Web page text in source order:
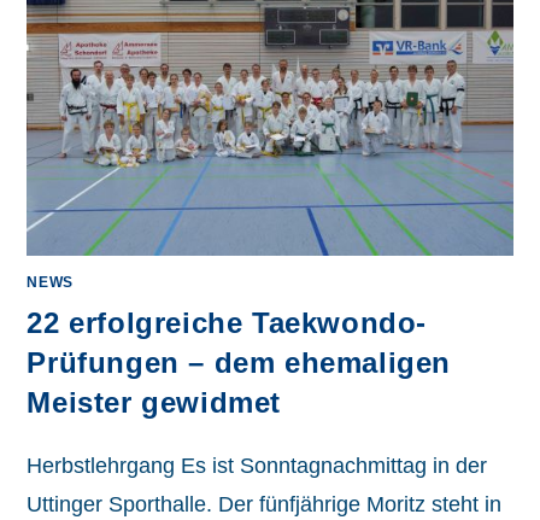
NEWS
22 erfolgreiche Taekwondo-
Prüfungen – dem ehemaligen
Meister gewidmet
Herbstlehrgang Es ist Sonntagnachmittag in der
Uttinger Sporthalle. Der fünfjährige Moritz steht in